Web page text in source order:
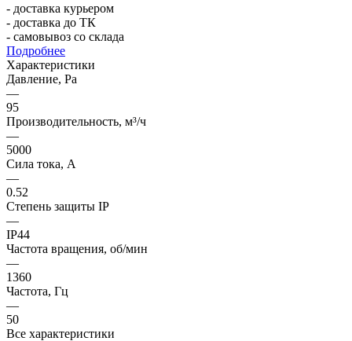
- доставка курьером
- доставка до ТК
- самовывоз со склада
Подробнее
Характеристики
Давление, Pa
—
95
Производительность, м³/ч
—
5000
Сила тока, А
—
0.52
Степень защиты IP
—
IP44
Частота вращения, об/мин
—
1360
Частота, Гц
—
50
Все характеристики